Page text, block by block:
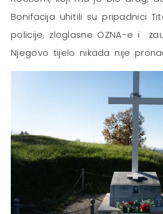
Bonifacija uhitili su pripadnici
policije, zloglasne OZNA-e i
Njegovo tijelo nikada nije